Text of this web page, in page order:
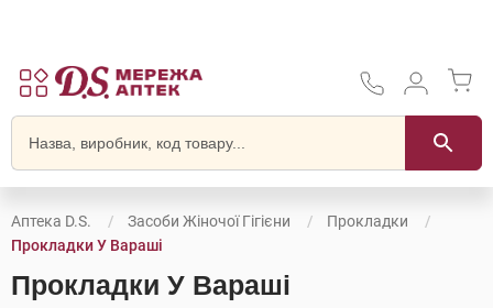
Аптека D.S. Засоби Жіночої Гігієни
Прокладки
Прокладки У Вараші
Прокладки У Вараші